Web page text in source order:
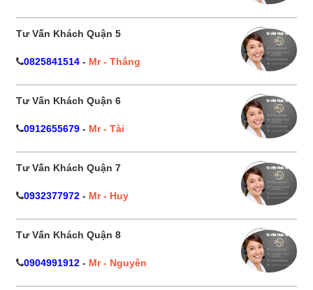
Tư Vấn Khách Quận 5
0825841514 - Mr - Thắng
Tư Vấn Khách Quận 6
0912655679 - Mr - Tài
Tư Vấn Khách Quận 7
0932377972 - Mr - Huy
Tư Vấn Khách Quận 8
0904991912 - Mr - Nguyên